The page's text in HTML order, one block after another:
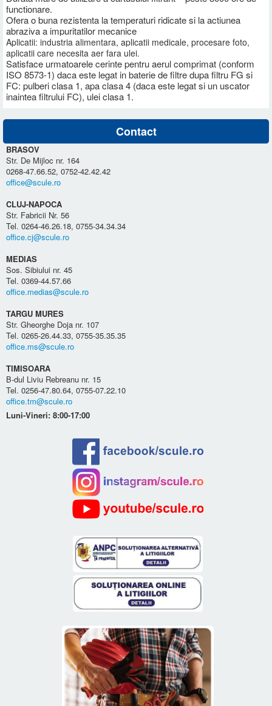
functionare.
Ofera o buna rezistenta la temperaturi ridicate si la actiunea
abraziva a impuritatilor mecanice
Aplicatii: industria alimentara, aplicatii medicale, procesare foto,
aplicatii care necesita aer fara ulei.
Satisface urmatoarele cerinte pentru aerul comprimat (conform
ISO 8573-1) daca este legat in baterie de filtre dupa filtru FG si
FC: pulberi clasa 1, apa clasa 4 (daca este legat si un uscator
inaintea filtrului FC), ulei clasa 1.
Contact
BRASOV
Str. De Mijloc nr. 164
0268-47.66.52, 0752-42.42.42
office@scule.ro
CLUJ-NAPOCA
Str. Fabricii Nr. 56
Tel. 0264-46.26.18, 0755-34.34.34
office.cj@scule.ro
MEDIAS
Sos. Sibiului nr. 45
Tel. 0369-44.57.66
office.medias@scule.ro
TARGU MURES
Str. Gheorghe Doja nr. 107
Tel. 0265-26.44.33, 0755-35.35.35
office.ms@scule.ro
TIMISOARA
B-dul Liviu Rebreanu nr. 15
Tel. 0256-47.80.64, 0755-07.22.10
office.tm@scule.ro
Luni-Vineri: 8:00-17:00